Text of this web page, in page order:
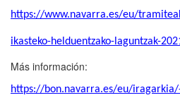
https://www.navarra.es/eu/
ikasteko-helduentzako-laguntzak-
Más información:
https://bon.navarra.es/eu/